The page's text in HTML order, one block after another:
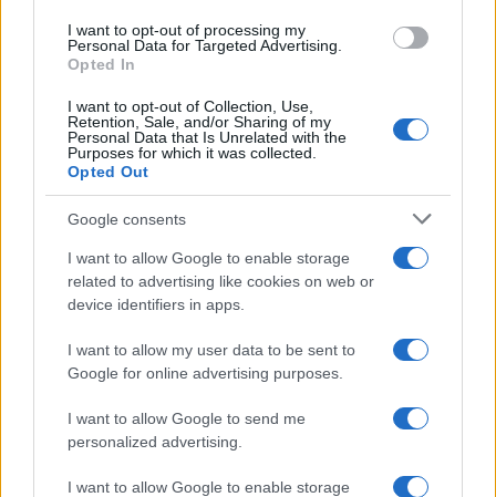
I want to opt-out of processing my
Personal Data for Targeted Advertising.
Opted In
I want to opt-out of Collection, Use,
Retention, Sale, and/or Sharing of my
Personal Data that Is Unrelated with the
Purposes for which it was collected.
Opted Out
Google consents
I want to allow Google to enable storage
related to advertising like cookies on web or
device identifiers in apps.
I want to allow my user data to be sent to
Google for online advertising purposes.
I want to allow Google to send me
personalized advertising.
I want to allow Google to enable storage
Aguacate en la cocina: 10 recetas rápidas y deliciosas
RECETAS